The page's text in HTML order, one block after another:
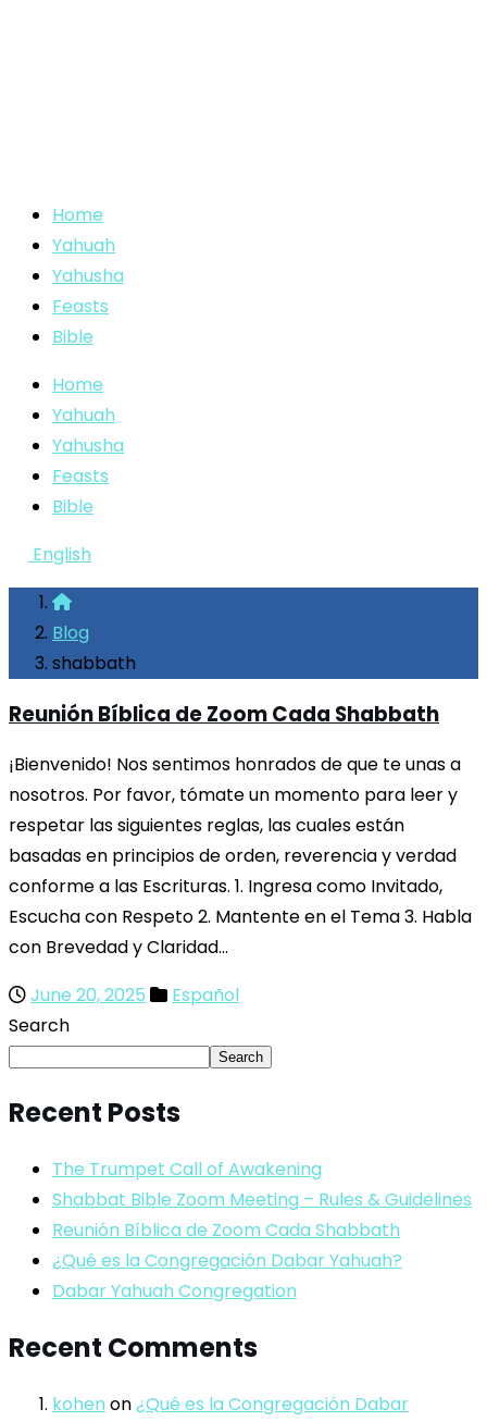
Home
Yahuah
Yahusha
Feasts
Bible
Home
Yahuah
Yahusha
Feasts
Bible
English
Blog
shabbath
Reunión Bíblica de Zoom Cada Shabbath
¡Bienvenido! Nos sentimos honrados de que te unas a
nosotros. Por favor, tómate un momento para leer y
respetar las siguientes reglas, las cuales están
basadas en principios de orden, reverencia y verdad
conforme a las Escrituras. 1. Ingresa como Invitado,
Escucha con Respeto 2. Mantente en el Tema 3. Habla
con Brevedad y Claridad…
June 20, 2025
Español
Search
Search
Recent Posts
The Trumpet Call of Awakening
Shabbat Bible Zoom Meeting – Rules & Guidelines
Reunión Bíblica de Zoom Cada Shabbath
¿Qué es la Congregación Dabar Yahuah?
Dabar Yahuah Congregation
Recent Comments
kohen on¿Qué es la Congregación Dabar